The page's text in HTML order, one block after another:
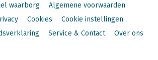
waarborg
Algemene voorwaarden
Cookies
Cookie instellingen
Service & Contact Over ons